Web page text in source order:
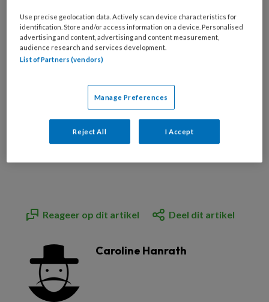
Reageer op dit artikel Deel dit artikel
Caroline Hanrath
Use precise geolocation data. Actively scan device characteristics for
identification. Store and/or access information on a device. Personalised
advertising and content, advertising and content measurement,
audience research and services development.
List of Partners (vendors)
Manage Preferences
Reject All I Accept